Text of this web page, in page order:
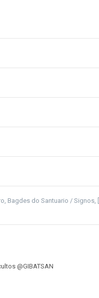
, Bagdes do Santuario / Signos,
@GIBATSAN